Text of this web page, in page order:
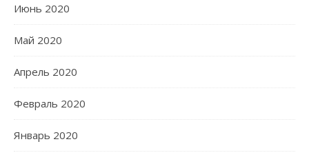
Июнь 2020
Май 2020
Апрель 2020
Февраль 2020
Январь 2020